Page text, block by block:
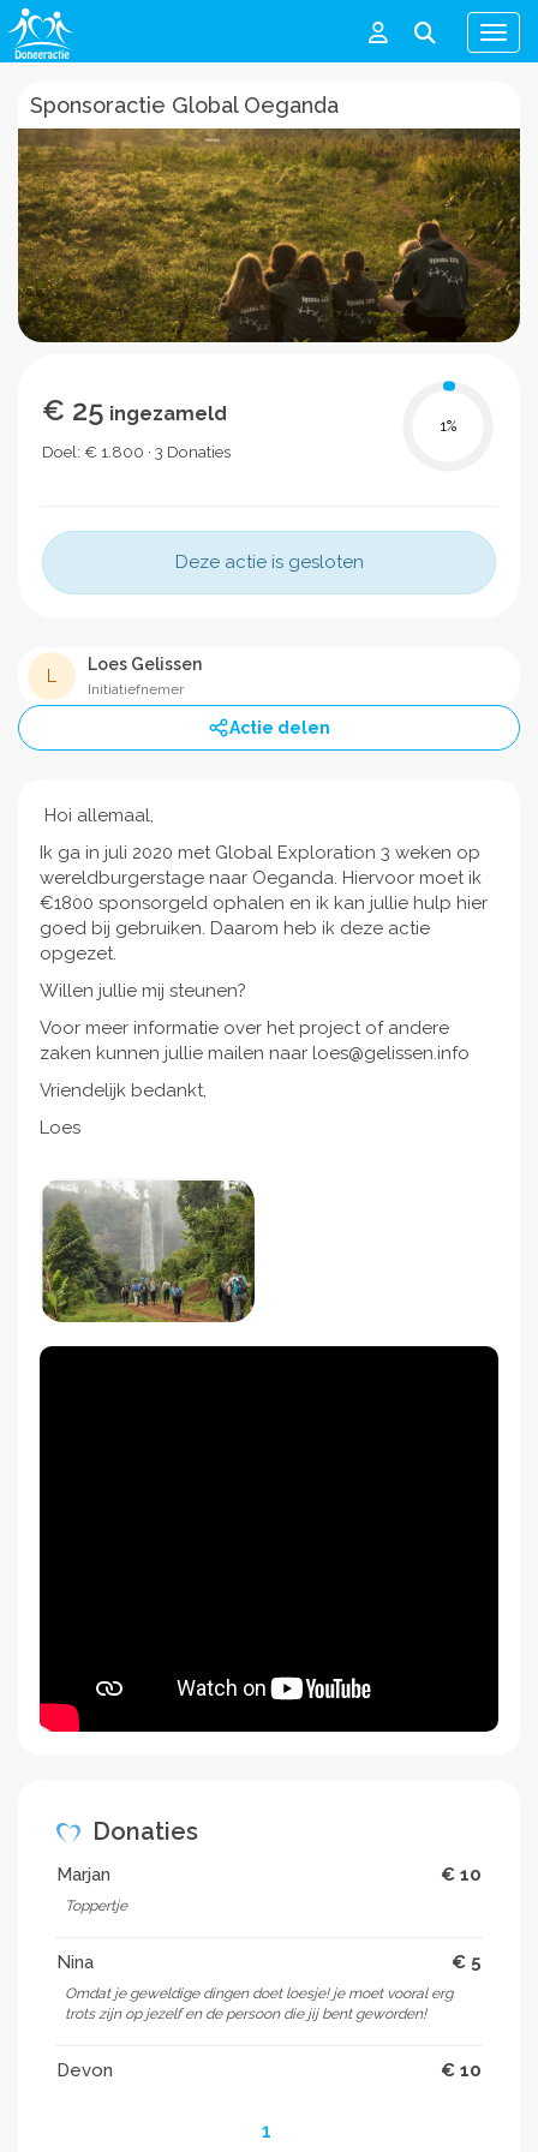
Menu
Sponsoractie Global Oeganda
€ 25 ingezameld
Doel: € 1.800 · 3 Donaties
1%
Deze actie is gesloten
Loes Gelissen
Initiatiefnemer
Actie delen
Hoi allemaal,
Ik ga in juli 2020 met Global Exploration 3 weken op
wereldburgerstage naar Oeganda. Hiervoor moet ik
€1800 sponsorgeld ophalen en ik kan jullie hulp hier
goed bij gebruiken. Daarom heb ik deze actie
opgezet.
Willen jullie mij steunen?
Voor meer informatie over het project of andere
zaken kunnen jullie mailen naar loes@gelissen.info
Vriendelijk bedankt,
Loes
Donaties
Marjan € 10
Toppertje
Nina € 5
Omdat je geweldige dingen doet loesje! je moet vooral erg
trots zijn op jezelf en de persoon die jij bent geworden!
Devon € 10
1